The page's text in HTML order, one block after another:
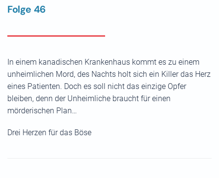
Folge 46
In einem kanadischen Krankenhaus kommt es zu einem
unheimlichen Mord, des Nachts holt sich ein Killer das Herz
eines Patienten. Doch es soll nicht das einzige Opfer
bleiben, denn der Unheimliche braucht für einen
mörderischen Plan…
Drei Herzen für das Böse